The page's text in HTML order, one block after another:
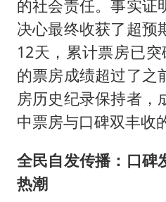
的社会责任。事实证
决心最终收获了超预
12天，累计票房已
的票房成绩超过了之
房历史纪录保持者，
中票房与口碑双丰收
全民自发传播：口碑
热潮